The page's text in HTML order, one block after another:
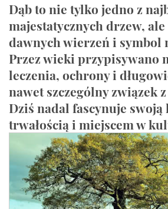
Dąb to nie tylko jedno z
majestatycznych drzew,
dawnych wierzeń i symbol
Przez wieki przypisywano
leczenia, ochrony i
nawet szczególny związek
Dziś nadal fascynuje
trwałością i miejscem w